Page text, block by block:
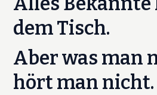
dem Tisch.
Aber was man
hört man nicht.